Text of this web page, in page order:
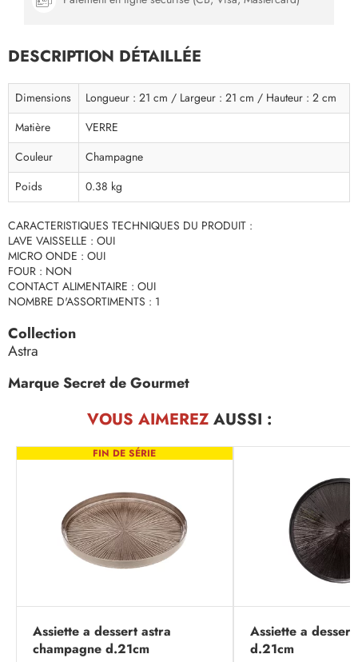
DESCRIPTION DÉTAILLÉE
Dimensions
Longueur : 21 cm / Largeur : 21 cm / Hauteur : 2 cm
Matière
VERRE
Couleur
Champagne
Poids
0.38 kg
CARACTERISTIQUES TECHNIQUES DU PRODUIT :
LAVE VAISSELLE : OUI
MICRO ONDE : OUI
FOUR : NON
CONTACT ALIMENTAIRE : OUI
NOMBRE D'ASSORTIMENTS : 1
Collection
Astra
Marque Secret de Gourmet
VOUS AIMEREZAUSSI :
FIN DE SÉRIE
Assiette a dessert astra
champagne d.21cm
Assiette a
d.21cm